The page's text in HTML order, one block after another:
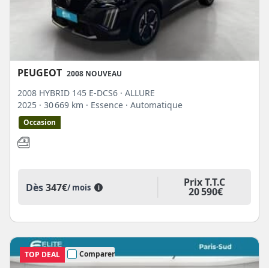
PEUGEOT 2008 NOUVEAU
2008 HYBRID 145 E-DCS6 · ALLURE
2025 · 30 669 km · Essence · Automatique
Occasion
Dès347€/ mois i Prix T.T.C
20 590€
TOP DEAL Comparer